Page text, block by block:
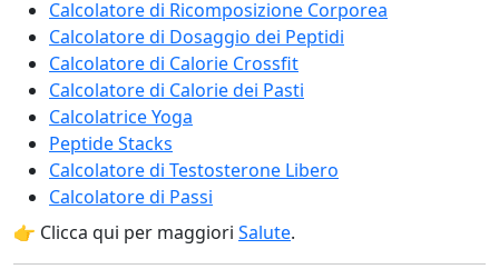
Calcolatore di Ricomposizione Corporea
Calcolatore di Dosaggio dei Peptidi
Calcolatore di Calorie Crossfit
Calcolatore di Calorie dei Pasti
Calcolatrice Yoga
Peptide Stacks
Calcolatore di Testosterone Libero
Calcolatore di Passi
👉 Clicca qui per maggiori Salute.